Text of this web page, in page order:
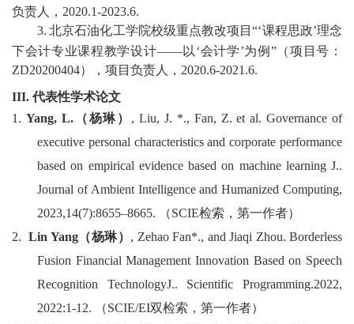
生
活
作
负责人， 2020.1-2023.6.
3. 北京石油化工学院校级重点教改项目“‘课程思政’理念
下会计专业课程教学设计——以 ‘会计学’为例 ”（项目号：
ZD20200404） ，项目负责人， 2020.6-2021.6.
III. 代表性学术论文
1 . Yang, L.（杨琳） , Liu, J. *., Fan, Z. et al. Governance of
executive personal characteristics and corporate performance
based on empirical evidence based on machine learning J..
Journal of Ambient Intelligence and Humanized Computing,
2023,14(7):8655–8665.
（SCIE检索，第一作者）
2. Lin Yang（杨琳） , Zehao Fan*., and Jiaqi Zhou. Borderless
Fusion Financial Management Innovation Based on Speech
Recognition TechnologyJ.. Scientific Programming.2022,
2022:1-12.
（SCIE/EI双检索，第一作者）